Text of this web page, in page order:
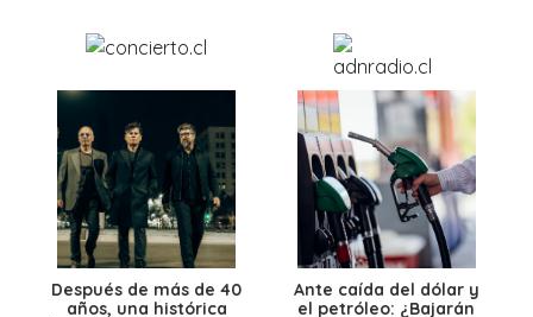
Después de más de 40
años, una histórica
Ante caída del dólar y
el petróleo: ¿Bajarán